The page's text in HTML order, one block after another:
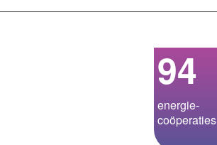
94
energie­-
coöperaties